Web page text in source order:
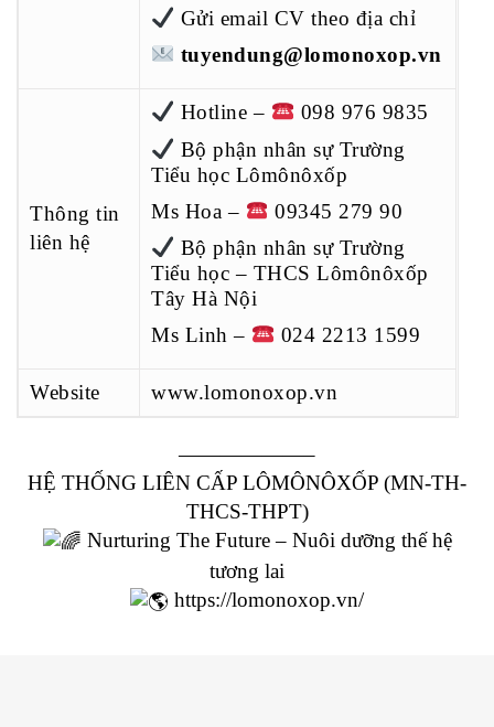
Gửi email CV theo địa chỉ
tuyendung@lomonoxop.vn
Thông tin
liên hệ
Hotline –
098 976 9835
Bộ phận nhân sự Trường
Tiểu học Lômônôxốp
Ms Hoa –
09345 279 90
Bộ phận nhân sự Trường
Tiểu học – THCS Lômônôxốp
Tây Hà Nội
Ms Linh –
024 2213 1599
Website www.lomonoxop.vn
——————–
HỆ THỐNG LIÊN CẤP LÔMÔNÔXỐP (MN-TH-
THCS-THPT)
Nurturing The Future – Nuôi dưỡng thế hệ
tương lai
https://lomonoxop.vn/